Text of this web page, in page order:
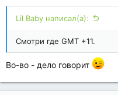
Lil Baby написал(а):
Смотри где GMT +11.
Во-во - дело говорит